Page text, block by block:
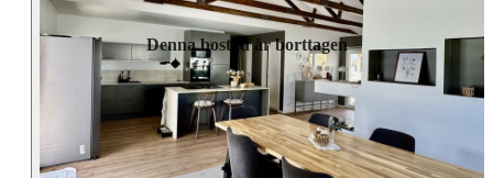
Denna bostad är borttagen